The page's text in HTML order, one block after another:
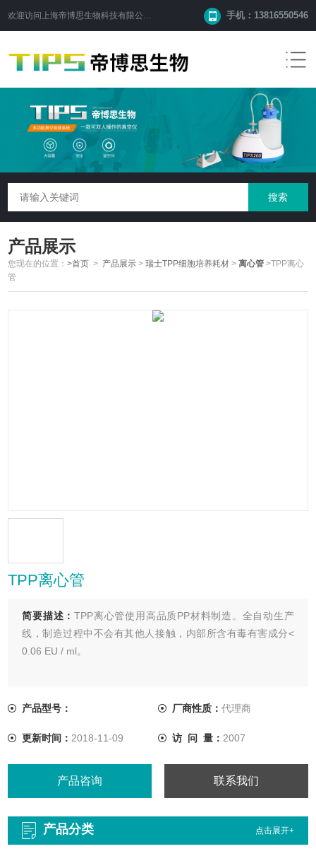
欢迎访问 上海帝博思生物科技有限公司 手机：13816550546
产品展示
您现在的位置：>首页 > 产品展示 >瑞士TPP细胞培养耗材 >离心管 >TPP离心
管
TPP离心管
简要描述：TPP离心管使用高品质PP材料制造。全自动生产
线，制造过程中不会有其他人接触，内部所含有毒有害成分<
0.06 EU / ml。
产品型号： 厂商性质： 代理商
更新时间： 2018-11-09 访 问 量： 2007
产品咨询 联系我们
产品分类 点击展开+